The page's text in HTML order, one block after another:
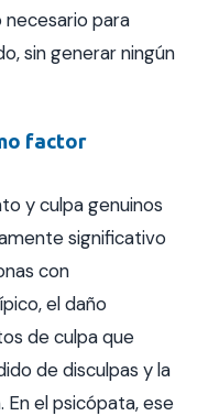
para
sin generar ningún
factor
y culpa genuinos
significativo
con
el daño
de culpa que
de disculpas y la
el psicópata, ese